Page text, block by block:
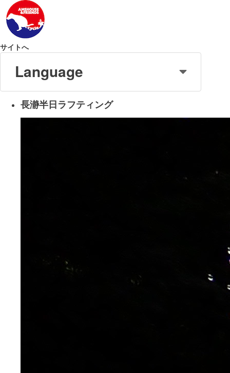
サイトへ
Language
長瀞半日ラフティング